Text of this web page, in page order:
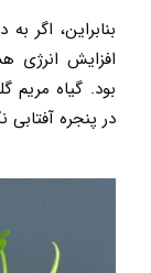
بنابراین، اگر
افزایش انرژی
بود. گیاه مریم
در پنجره